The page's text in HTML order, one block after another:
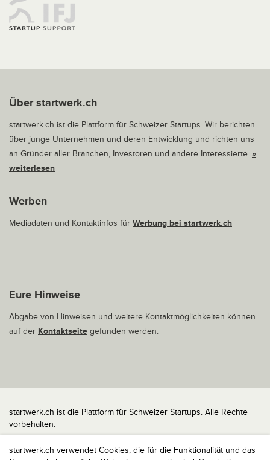
startwerk.ch verwendet Cookies, die für die Funktionalität und das
Über startwerk.ch
startwerk.ch ist die Plattform für Schweizer Startups. Wir berichten
über junge Unternehmen und deren Entwicklung und richten uns
an Gründer aller Branchen, Investoren und andere Interessierte. »
weiterlesen
Werben
Mediadaten und Kontaktinfos für Werbung bei startwerk.ch
Eure Hinweise
Abgabe von Hinweisen und weitere Kontaktmöglichkeiten können
auf der Kontaktseite gefunden werden.
startwerk.ch ist die Plattform für Schweizer Startups. Alle Rechte
vorbehalten.
Impressum